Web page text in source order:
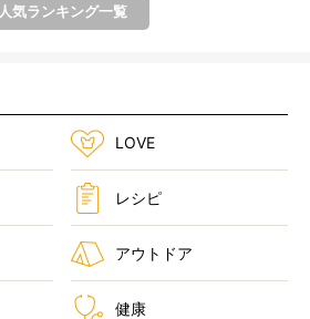
人気ランキング一覧
LOVE
レシピ
アウトドア
健康